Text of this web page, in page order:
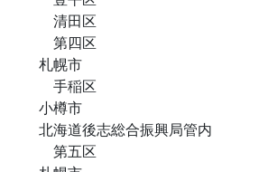
清田区
第四区
札幌市
手稲区
小樽市
北海道後志総合振興局管内
第五区